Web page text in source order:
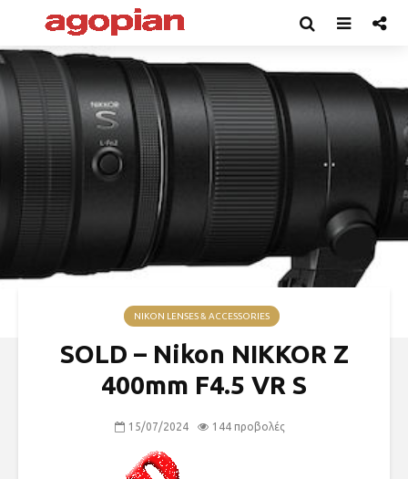
NIKON LENSES & ACCESSORIES
SOLD – Nikon NIKKOR Z
400mm F4.5 VR S
15/07/2024 144 προβολές